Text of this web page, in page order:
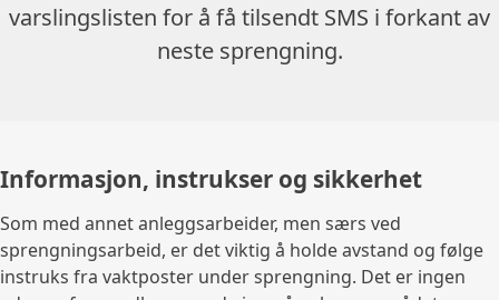
varslingslisten for å få tilsendt SMS i forkant av
neste sprengning.
Informasjon, instrukser og sikkerhet
Som med annet anleggsarbeider, men særs ved
sprengningsarbeid, er det viktig å holde avstand og følge
instruks fra vaktposter under sprengning. Det er ingen